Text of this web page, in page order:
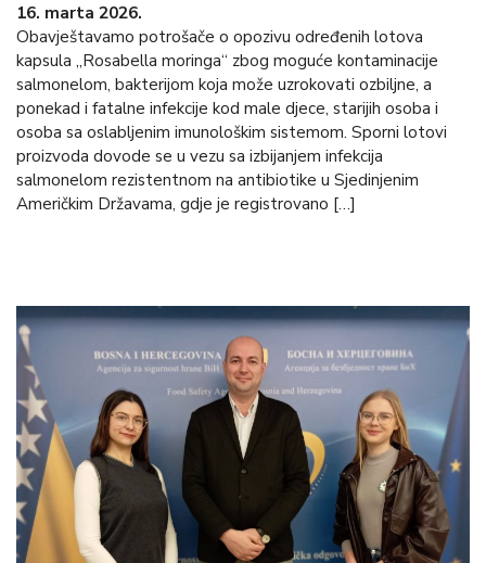
16. marta 2026.
Obavještavamo potrošače o opozivu određenih lotova
kapsula „Rosabella moringa“ zbog moguće kontaminacije
salmonelom, bakterijom koja može uzrokovati ozbiljne, a
ponekad i fatalne infekcije kod male djece, starijih osoba i
osoba sa oslabljenim imunološkim sistemom. Sporni lotovi
proizvoda dovode se u vezu sa izbijanjem infekcija
salmonelom rezistentnom na antibiotike u Sjedinjenim
Američkim Državama, gdje je registrovano […]